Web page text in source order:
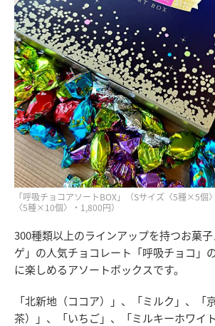
「呼吸チョコアソートBOX」（Sサイズ〈5種×5個
〈5種×10個〉・1,800円）
300種類以上のラインアップを持つお菓
ゲ」の人気チョコレート「呼吸チョコ」
に楽しめるアソートボックスです。
「北新地（ココア）」、「ミルク」、「
茶）」、「いちご」、「ミルキーホワイ